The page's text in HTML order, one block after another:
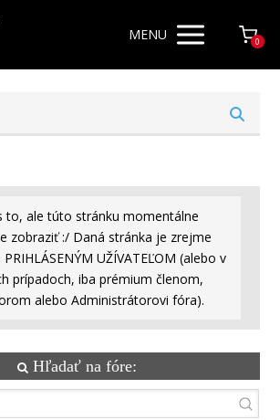
MENU 0
to, ale túto stránku momentálne
zobraziť :/ Daná stránka je zrejme
UŽÍVATEĽOM (alebo v
prípadoch, iba prémium členom,
alebo Administrátorovi fóra).
Hľadať na fóre: